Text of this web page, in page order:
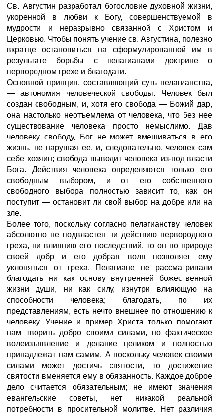
Св. Августин разработал богословие духовной жизни,
укоренной в любви к Богу, совершенствуемой в
мудрости и неразрывно связанной с Христом и
Церковью. Чтобы понять учение св. Августина, полезно
вкратце остановиться на сформулированной им в
результате борьбы с пелагианами доктрине о
первородном грехе и благодати.
Основной принцип, составляющий суть пелагианства,
— автономия человеческой свободы. Человек был
создан свободным, и, хотя его свобода — Божий дар,
она настолько неотъемлема от человека, что без нее
существование человека просто немыслимо. Дав
человеку свободу, Бог не может вмешиваться в его
жизнь, не нарушая ее, и, следовательно, человек сам
себе хозяин; свобода выводит человека из-под власти
Бога. Действия человека определяются только его
свободным выбором, и от его собственного
свободного выбора полностью зависит то, как он
поступит — остановит ли свой выбор на добре или на
зле.
Более того, поскольку согласно пелагианству человек
абсолютно не подвластен ни действию первородного
греха, ни влиянию его последствий, то он по природе
своей добр и его добрая воля позволяет ему
уклоняться от греха. Пелагиане не рассматривали
благодать ни как основу внутренней божественной
жизни души, ни как силу, изнутри влияющую на
способности человека; благодать, по их
представлениям, есть нечто внешнее по отношению к
человеку. Учение и пример Христа только помогают
нам творить добро своими силами, но фактическое
волеизъявление и делание целиком и полностью
принадлежат нам самим. А поскольку человек своими
силами может достичь святости, то достижение
святости вменяется ему в обязанность. Каждое доброе
дело считается обязательным; не имеют значения
евангельские советы, нет никакой реальной
потребности в просительной молитве. Нет различия